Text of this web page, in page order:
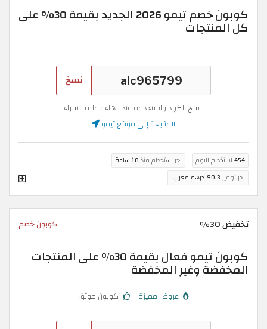
كوبون خصم تيمو 2026 الجديد بقيمة 30% على
كل المنتجات
نسخ
انسخ الكود واستخدمه عند انهاء عملية الشراء
المتابعة إلى موقع تيمو
454 استخدام اليوم اخر استخدام منذ 10 ساعة
اخر توفير 90.3 درهم مغربي
تخفيض 30% كوبون خصم
كوبون تيمو فعال بقيمة 30% على المنتجات
المخفضة وغير المخفضة
عروض مميزة كوبون موثق